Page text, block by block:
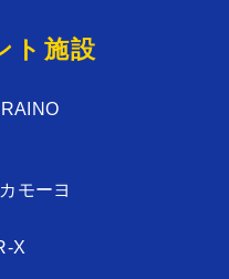
ト施設
モーヨ
X